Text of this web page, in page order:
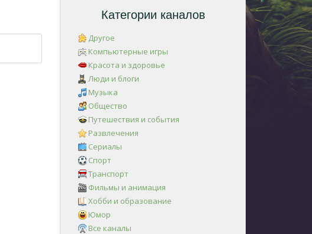
Категории каналов
Другое
Компьютерные игры
Красота и здоровье
Люди и блоги
Музыка
Общество
Путешествия и события
Развлечения
Сериалы
Спорт
Транспорт
Фильмы и анимация
Хобби и образование
Юмор
Все каналы